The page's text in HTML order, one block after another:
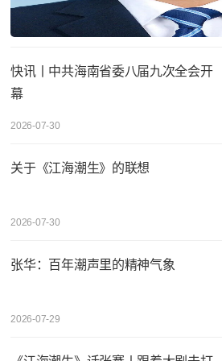
快讯丨中共海南省委八届九次全会开
幕
2026-07-30
关于《江海潮生》的联想
2026-07-30
张华：百年潮声里的精神气象
2026-07-29